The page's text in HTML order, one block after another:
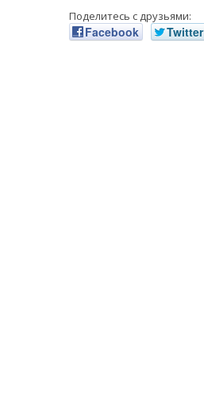
Поделитесь с друзьями:
Facebook Twitter